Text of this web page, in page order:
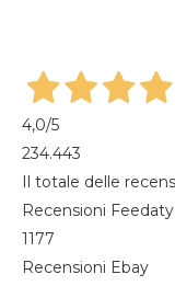
4,0/5
234.443
Il totale delle
Recensioni Feedaty
1177
Recensioni Ebay